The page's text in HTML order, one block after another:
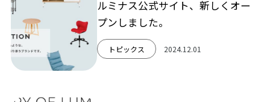
ルミナス公式サイト、新しくオー
プンしました。
トピックス 2024.12.01